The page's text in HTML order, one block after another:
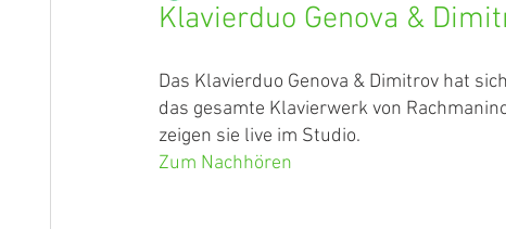
Klavierduo Genova &
Das Klavierduo Genova & Dimitrov hat
das gesamte Klavierwerk von
zeigen sie live im Studio.
Zum Nachhören